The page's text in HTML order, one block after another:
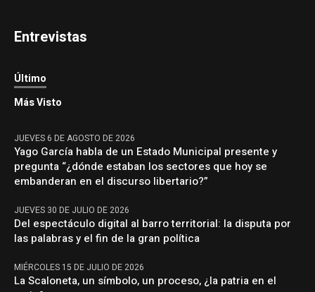
Entrevistas
Último
Más Visto
JUEVES 6 DE AGOSTO DE 2026
Yago García habla de un Estado Municipal presente y
pregunta “¿dónde estaban los sectores que hoy se
embanderan en el discurso libertario?”
JUEVES 30 DE JULIO DE 2026
Del espectáculo digital al barro territorial: la disputa por
las palabras y el fin de la gran política
MIÉRCOLES 15 DE JULIO DE 2026
La Scaloneta, un símbolo, un proceso, ¿la patria en el